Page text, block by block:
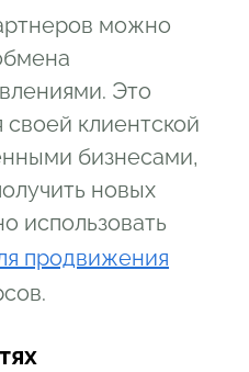
можно
Это
клиентской
бизнесами,
новых
использовать
продвижения